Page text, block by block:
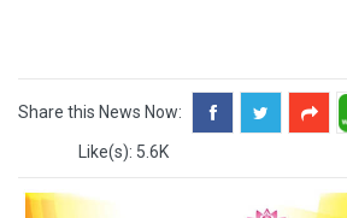
Share this News Now:
Like(s): 5.6K